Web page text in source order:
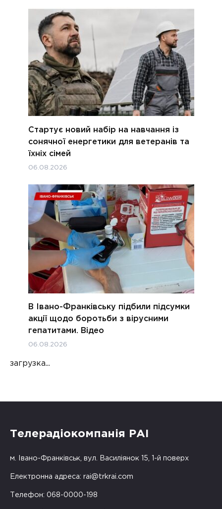
Стартує новий набір на навчання із
сонячної енергетики для ветеранів та
їхніх сімей
06.08.2026
В Івано-Франківську підбили підсумки
акції щодо боротьби з вірусними
гепатитами. Відео
06.08.2026
загрузка...
Телерадіокомпанія РАІ
м. Івано-Франківськ, вул. Василіянок 15, 1-й поверх
Електронна адреса: rai@trkrai.com
Телефон: 068-0000-198